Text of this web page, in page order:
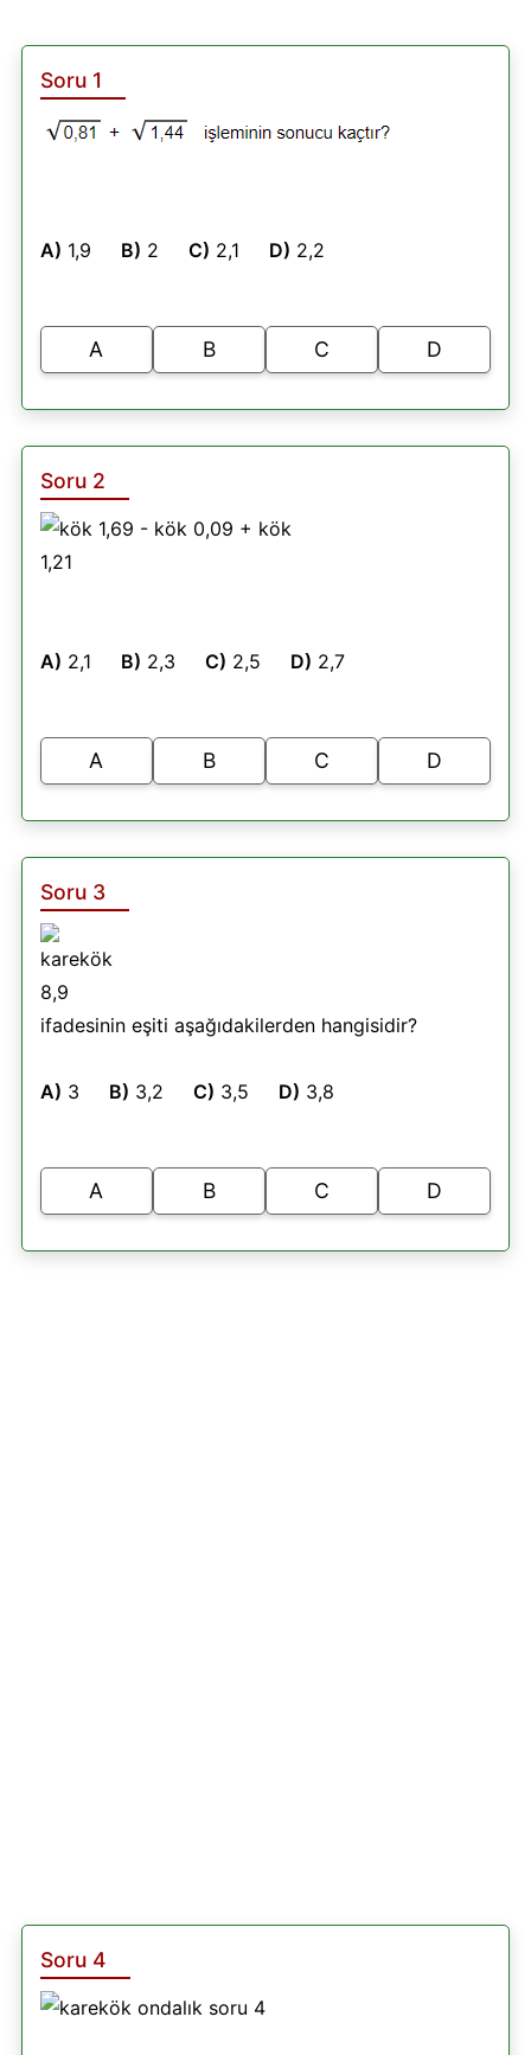
Soru 1
A) 1,9 B) 2 C) 2,1 D) 2,2
A B C D
Soru 2
A) 2,1 B) 2,3 C) 2,5 D) 2,7
A B C D
Soru 3
ifadesinin eşiti aşağıdakilerden hangisidir?
A) 3 B) 3,2 C) 3,5 D) 3,8
A B C D
Soru 4